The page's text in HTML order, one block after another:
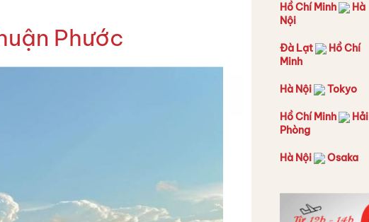
Phước
Hồ Chí Minh
Hà
Nội
Đà Lạt
Hồ Chí
Minh
Hà Nội Tokyo
Hồ Chí Minh
Hải
Phòng
Hà Nội Osaka